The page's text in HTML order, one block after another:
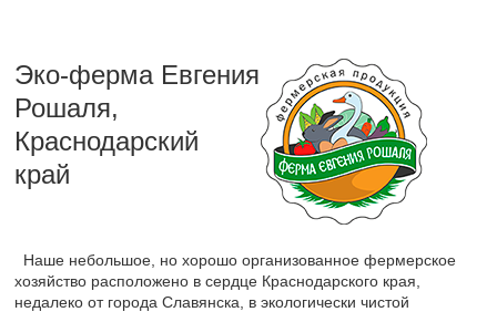
Эко-ферма Евгения
Рошаля,
Краснодарский
край
Наше небольшое, но хорошо организованное фермерское
хозяйство расположено в сердце Краснодарского края,
недалеко от города Славянска, в экологически чистой